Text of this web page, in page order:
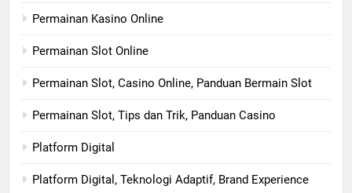
Permainan Kasino Online
Permainan Slot Online
Permainan Slot, Casino Online, Panduan Bermain Slot
Permainan Slot, Tips dan Trik, Panduan Casino
Platform Digital
Platform Digital, Teknologi Adaptif, Brand Experience